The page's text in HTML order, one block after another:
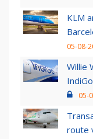
KLM
05-08-
Willie
05-
route